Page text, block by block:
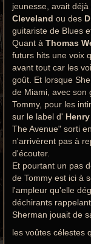
jeunesse, avait
Cleveland ou des
guitariste de Blues
Quant à Thomas
futurs hits une voix
avant tout car les
goût. Et lorsque
de Miami, avec son
Tommy, pour les
sur le label d'
The Avenue" sorti
n'arrivèrent pas à
d'écouter.
Et pourtant un pas
de Tommy est ici à
l'ampleur qu'elle
déchirants
Sherman jouait de
les voûtes célestes